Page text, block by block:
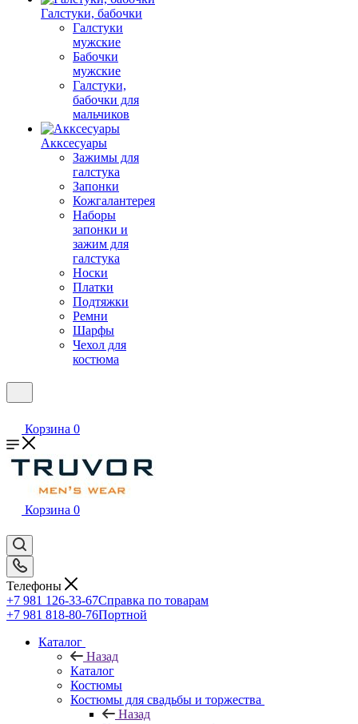
Галстуки, бабочки
Галстуки
мужские
Бабочки
мужские
Галстуки,
бабочки для
мальчиков
Акксесуары
Зажимы для
галстука
Запонки
Кожгалантерея
Наборы
запонки и
зажим для
галстука
Носки
Платки
Подтяжки
Ремни
Шарфы
Чехол для
костюма
Корзина 0
Корзина 0
Телефоны
+7 981 126-33-67Справка по товарам
+7 981 818-80-76Портной
Каталог
Назад
Каталог
Костюмы
Костюмы для свадьбы и торжества
Назад